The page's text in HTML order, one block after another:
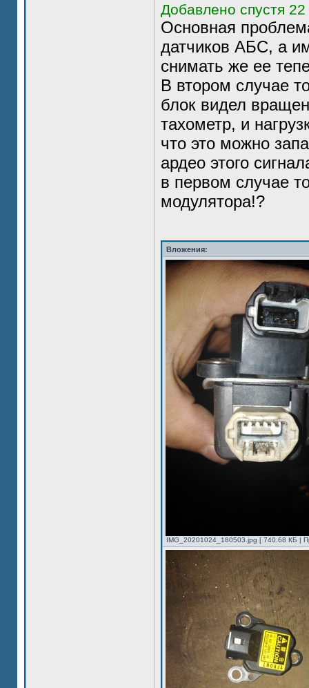
Добавлено спустя
Основная
датчиков АБС, а
снимать же ее
В втором случае
блок видел
тахометр, и
что это можно
ардео этого
в первом случае
модулятора!?
Вложения:
IMG_20201024_180503.jpg [ 740.68 КБ |